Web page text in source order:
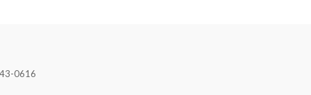
0616